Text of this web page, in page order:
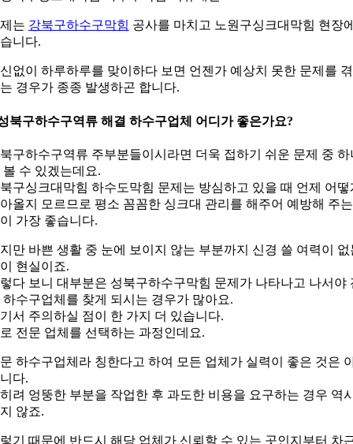
는 강북구하수구막힘 공사를 마치고 노원구싱크대막힘 현장
니다.
없이 하루하루를 맞이하다 보면 언젠가 예상치 못한 문제를
경우가 종종 발생하곤 합니다.
북구하수구역류 해결 하수구업체 어디가 좋은가요?
구하수구역류 주부분들이시라면 더욱 접하기 쉬운 문제 중 하
볼 수 있겠는데요.
구싱크대막힘 하수도막힘 문제는 방심하고 있을 때 언제 어떻
올지 모르므로 평소 꼼꼼한 싱크대 관리를 해주어 예방해 주는
가장 좋습니다.
만 바쁜 생활 중 눈에 보이지 않는 부분까지 신경 쓸 여력이 없
현실이죠.
다 보니 대부분은 성북구하수구막힘 문제가 나타나고 나서야
하수구업체를 찾게 되시는 경우가 많아요.
서 주의하실 점이 한 가지 더 있습니다.
전문 업체를 선택하는 과정인데요.
하수구업체라 칭한다고 하여 모든 업체가 실력이 좋은 것은
다.
려 엉뚱한 부분을 작업한 후 과도한 비용을 요구하는 경우 역
않죠.
기 때문에 반드시 해당 업체가 신뢰할 수 있는 곳인지부터 차